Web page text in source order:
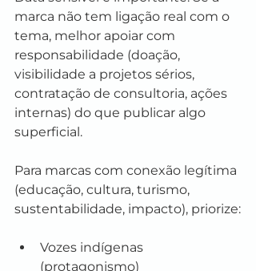
marca não tem ligação real com o
tema, melhor apoiar com
responsabilidade (doação,
visibilidade a projetos sérios,
contratação de consultoria, ações
internas) do que publicar algo
superficial.
Para marcas com conexão legítima
(educação, cultura, turismo,
sustentabilidade, impacto), priorize:
Vozes indígenas
(protagonismo)